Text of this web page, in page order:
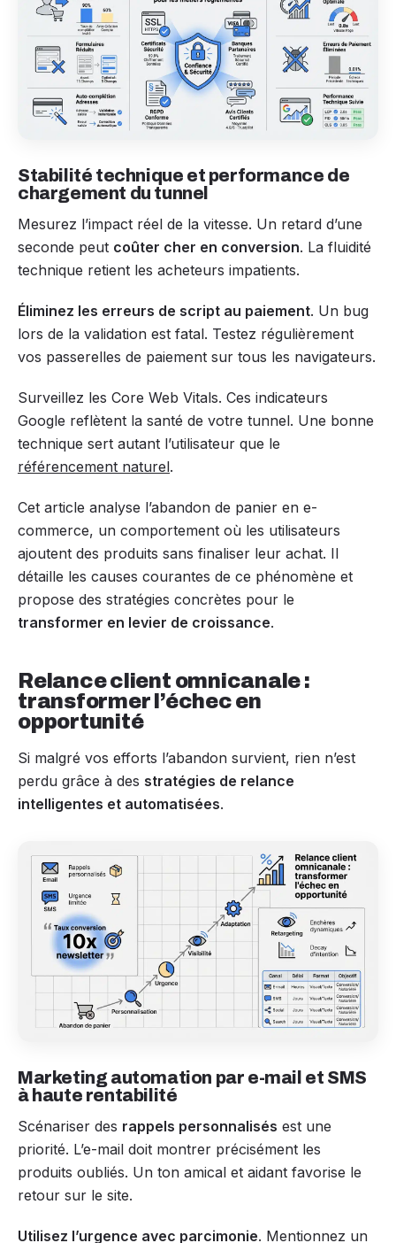
Stabilité technique et performance de
chargement du tunnel
Mesurez l’impact réel de la vitesse. Un retard d’une
seconde peut coûter cher en conversion. La fluidité
technique retient les acheteurs impatients.
Éliminez les erreurs de script au paiement. Un bug
lors de la validation est fatal. Testez régulièrement
vos passerelles de paiement sur tous les navigateurs.
Surveillez les Core Web Vitals. Ces indicateurs
Google reflètent la santé de votre tunnel. Une bonne
technique sert autant l’utilisateur que le
référencement naturel.
Cet article analyse l’abandon de panier en e-
commerce, un comportement où les utilisateurs
ajoutent des produits sans finaliser leur achat. Il
détaille les causes courantes de ce phénomène et
propose des stratégies concrètes pour le
transformer en levier de croissance.
Relance client omnicanale :
transformer l’échec en
opportunité
Si malgré vos efforts l’abandon survient, rien n’est
perdu grâce à des stratégies de relance
intelligentes et automatisées.
Marketing automation par e-mail et SMS
à haute rentabilité
Scénariser des rappels personnalisés est une
priorité. L’e-mail doit montrer précisément les
produits oubliés. Un ton amical et aidant favorise le
retour sur le site.
Utilisez l’urgence avec parcimonie. Mentionnez un